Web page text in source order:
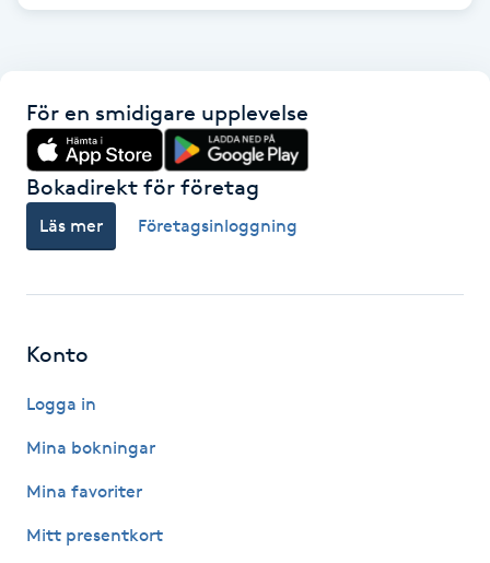
Japansk massage
K
Kemisk peeling
Keratinbehandling
Kinesisk medicin
För en smidigare upplevelse
Bokadirekt för företag
Läs mer Företagsinloggning
Konto
Logga in
Mina bokningar
Mina favoriter
Mitt presentkort